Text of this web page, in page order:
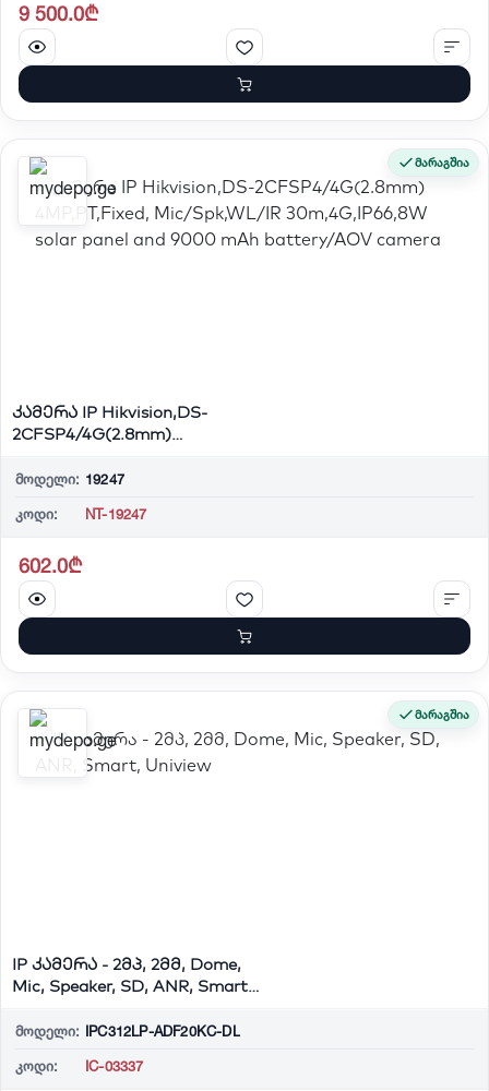
9 500.0₾
მარაგშია
კამერა IP Hikvision,DS-
2CFSP4/4G(2.8mm)
მოდელი: 19247
კოდი: NT-19247
602.0₾
მარაგშია
IP კამერა - 2მპ, 2მმ, Dome,
Mic, Speaker, SD, ANR, Smart,
მოდელი: IPC312LP-ADF20KC-DL
კოდი: IC-03337